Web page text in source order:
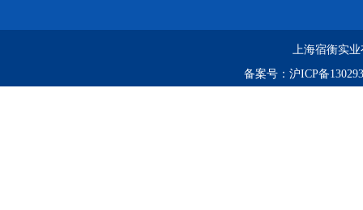
上海宿衡实
备案号： 沪ICP备